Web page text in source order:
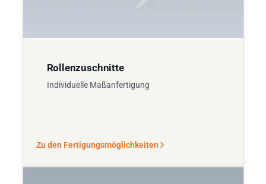
Rollenzuschnitte
Individuelle Maßanfertigung
Zu den Fertigungsmöglichkeiten